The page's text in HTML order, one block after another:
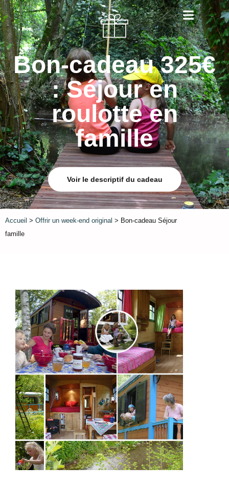
Bon-cadeau 325€
: Séjour en
roulotte en
famille
Voir le descriptif du cadeau
Accueil > Offrir un week-end original > Bon-cadeau Séjour
famille